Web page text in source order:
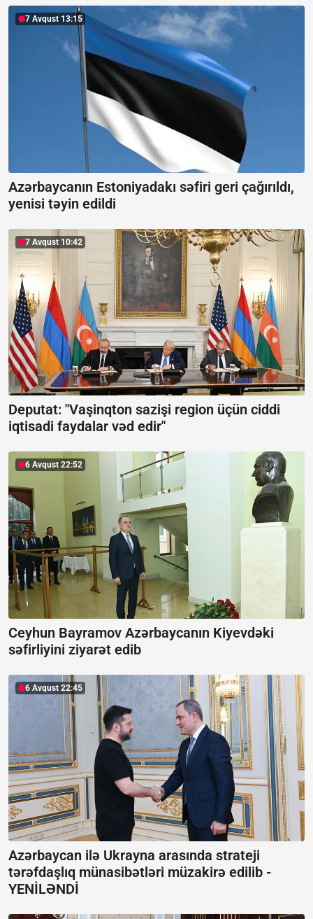
7 Avqust 13:15
Azərbaycanın Estoniyadakı səfiri geri çağırıldı,
yenisi təyin edildi
7 Avqust 10:42
Deputat: "Vaşinqton sazişi region üçün ciddi
iqtisadi faydalar vəd edir"
6 Avqust 22:52
Ceyhun Bayramov Azərbaycanın Kiyevdəki
səfirliyini ziyarət edib
6 Avqust 22:45
Azərbaycan ilə Ukrayna arasında strateji
tərəfdaşlıq münasibətləri müzakirə edilib -
YENİLƏNDİ